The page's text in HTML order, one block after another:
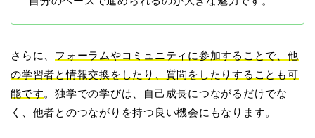
さらに、 フォーラムやコミュニティに参加することで、他
の学習者と情報交換をしたり、質問をしたりすることも可
能です。独学での学びは、自己成長につながるだけでな
く、他者とのつながりを持つ良い機会にもなります。